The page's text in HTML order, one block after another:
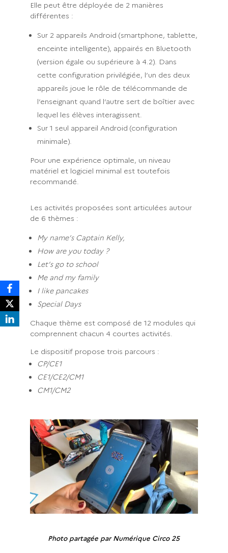
Elle peut être déployée de 2 manières
différentes :
Sur 2 appareils Android (smartphone, tablette,
enceinte intelligente), appairés en Bluetooth
(version égale ou supérieure à 4.2). Dans
cette configuration privilégiée, l’un des deux
appareils joue le rôle de télécommande de
l’enseignant quand l’autre sert de boîtier avec
lequel les élèves interagissent.
Sur 1 seul appareil Android (configuration
minimale).
Pour une expérience optimale, un niveau
matériel et logiciel minimal est toutefois
recommandé.
Les activités proposées sont articulées autour
de 6 thèmes :
My name’s Captain Kelly,
How are you today ?
Let’s go to school
Me and my family
I like pancakes
Special Days
Chaque thème est composé de 12 modules qui
comprennent chacun 4 courtes activités.
Le dispositif propose trois parcours :
CP/CE1
CE1/CE2/CM1
CM1/CM2
Photo partagée par Numérique Circo 25